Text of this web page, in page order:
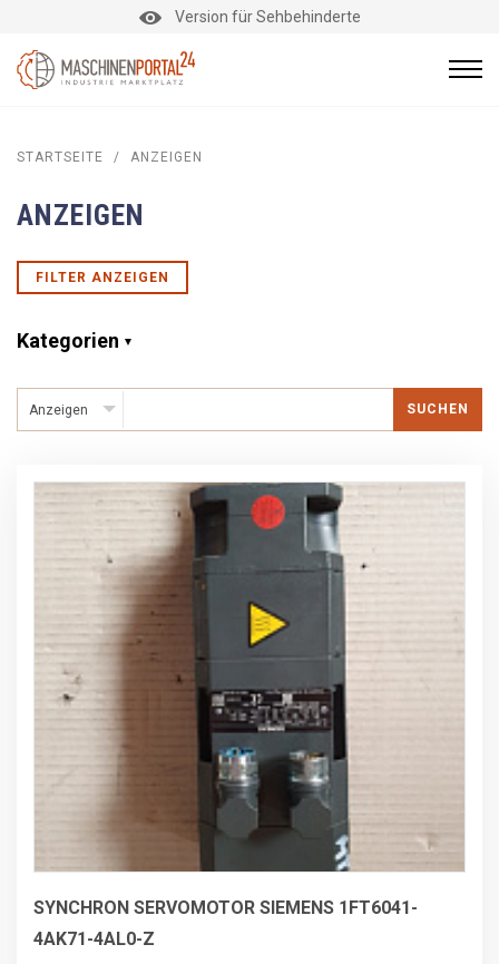
Version für Sehbehinderte
STARTSEITE / ANZEIGEN
ANZEIGEN
FILTER ANZEIGEN
Kategorien
Anzeigen SUCHEN
SYNCHRON SERVOMOTOR SIEMENS 1FT6041-
4AK71-4AL0-Z